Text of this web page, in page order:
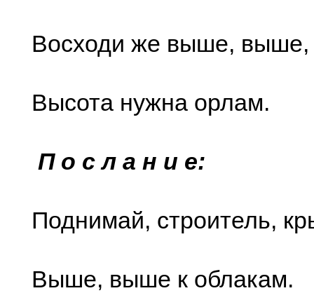
Восходи же выше, выше,
Высота нужна орлам.
П о с л а н и е:
Поднимай, строитель,
Выше, выше к облакам.